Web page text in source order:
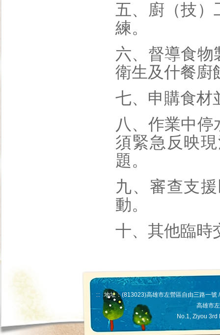
五、廚（技）
練。
六、督導食物
衛生及什餐廚
七、申購食材
八、作業中
須緊急反映
題。
九、審查支
動。
十、其他臨時
::: 地址：(813023)高雄市左營區自由三路一
高雄市
No.1, Ziyou